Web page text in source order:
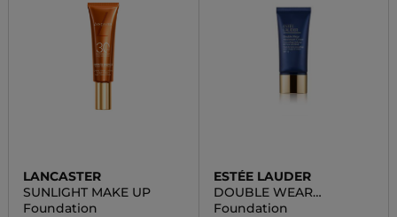
LANCASTER
SUNLIGHT MAKE UP
Foundation
ESTÉE LAUDER
DOUBLE WEAR
MAXIMUM COVER
Foundation